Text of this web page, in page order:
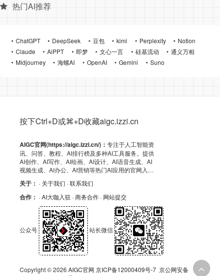
热门AI推荐
ChatGPT DeepSeek 豆包 kimi Perplexity
Notion
Claude
AiPPT 即梦 文心一言 硅基流动
通义万相
Midjourney
海螺AI OpenAI Gemini Suno
按下Ctrl+D或⌘+D收藏aigc.izzi.cn
AIGC官网(https://aigc.izzi.cn/)： 专注于人工智能资
讯、问答、教程、AI排行榜及多种AI工具服务。提供
AI创作、AI写作、AI绘画、AI设计、AI语音生成、AI
视频生成、AI办公、AI营销等热门AI应用的官网入
API导航，助力高效AI体验！
关于： · 关于我们 · 联系我们
合作： · AI大咖入驻 · 商务合作 · 网站提交
公众号 站长微信
Copyright © 2026 AIGC官网 京ICP备12000409号-7 京公网安备